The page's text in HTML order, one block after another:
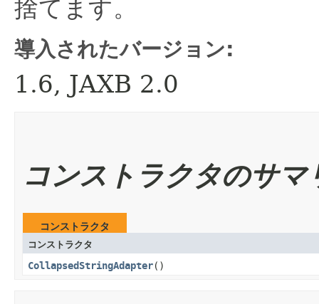
捨てます。
導入されたバージョン:
1.6, JAXB 2.0
コンストラクタのサマ
コンストラクタ
コンストラクタ
CollapsedStringAdapter()